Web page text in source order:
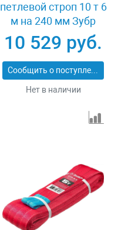
петлевой строп 10 т 6
м на 240 мм Зубр
43559-10-6
10 529 руб.
Сообщить о поступлении
Нет в наличии